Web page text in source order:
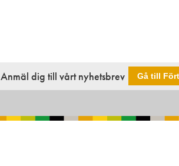
Anmäl dig till vårt nyhetsbrev Gå till